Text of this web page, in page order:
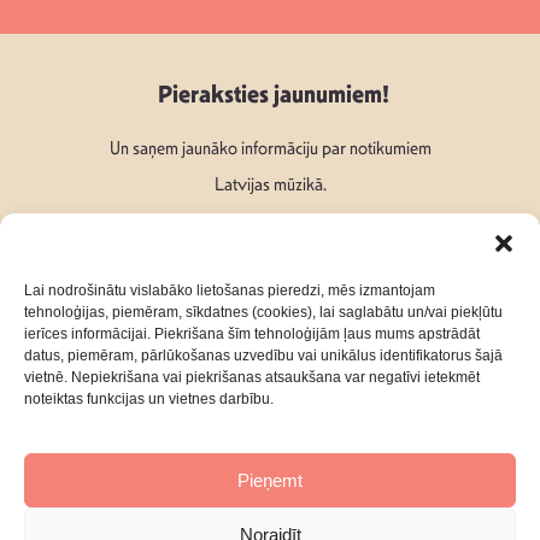
Lai nodrošinātu vislabāko lietošanas pieredzi, mēs izmantojam
tehnoloģijas, piemēram, sīkdatnes (cookies), lai saglabātu un/vai piekļūtu
ierīces informācijai. Piekrišana šīm tehnoloģijām ļaus mums apstrādāt
datus, piemēram, pārlūkošanas uzvedību vai unikālus identifikatorus šajā
vietnē. Nepiekrišana vai piekrišanas atsaukšana var negatīvi ietekmēt
noteiktas funkcijas un vietnes darbību.
Pieņemt
Noraidīt
Pieraksties jaunumiem!
Un saņem jaunāko informāciju par notikumiem
Latvijas mūzikā.
Seko mums:
Par mumsKontakti